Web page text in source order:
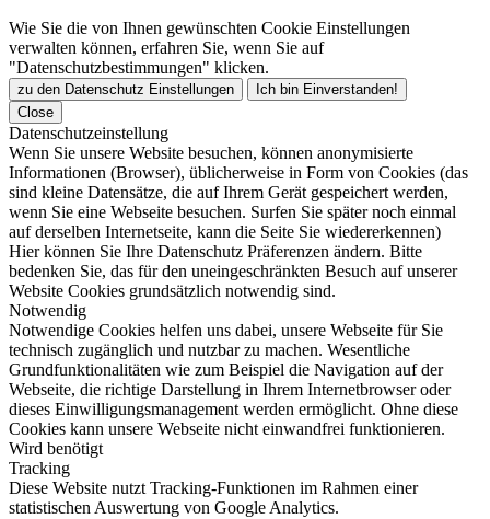
Wie Sie die von Ihnen gewünschten Cookie Einstellungen
verwalten können, erfahren Sie, wenn Sie auf
"Datenschutzbestimmungen" klicken.
zu den Datenschutz Einstellungen
Ich bin Einverstanden!
Close
Datenschutzeinstellung
Wenn Sie unsere Website besuchen, können anonymisierte
Informationen (Browser), üblicherweise in Form von Cookies (das
sind kleine Datensätze, die auf Ihrem Gerät gespeichert werden,
wenn Sie eine Webseite besuchen. Surfen Sie später noch einmal
auf derselben Internetseite, kann die Seite Sie wiedererkennen)
Hier können Sie Ihre Datenschutz Präferenzen ändern. Bitte
bedenken Sie, das für den uneingeschränkten Besuch auf unserer
Website Cookies grundsätzlich notwendig sind.
Notwendig
Notwendige Cookies helfen uns dabei, unsere Webseite für Sie
technisch zugänglich und nutzbar zu machen. Wesentliche
Grundfunktionalitäten wie zum Beispiel die Navigation auf der
Webseite, die richtige Darstellung in Ihrem Internetbrowser oder
dieses Einwilligungsmanagement werden ermöglicht. Ohne diese
Cookies kann unsere Webseite nicht einwandfrei funktionieren.
Wird benötigt
Tracking
Diese Website nutzt Tracking-Funktionen im Rahmen einer
statistischen Auswertung von Google Analytics.